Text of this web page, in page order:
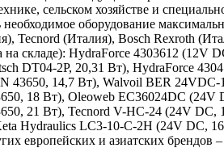
сельском хозяйстве и
необходимое оборудование
Tecnord (Италия), Bosch Rexroth
на складе): HydraForce 4303612
DT04-2P, 20,31 Вт), HydraForce
43650, 14,7 Вт), Walvoil BER
18 Вт), Oleoweb EC36024DC
21 Вт), Tecnord V-HC-24 (24V
Hydraulics LC3-10-C-2H (24V DC,
европейских и азиатских